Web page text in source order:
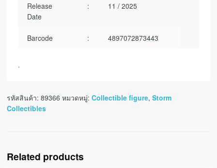
Release
Date
: 11 / 2025
Barcode : 4897072873443
.
รหัสสินค้า: 89366 หมวดหมู่: Collectible figure, Storm
Collectibles
Related products